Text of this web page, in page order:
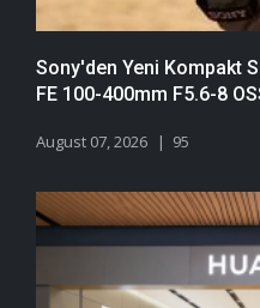
Sony'den Yeni Kompakt
FE 100-400mm F5.6-8
August 07, 2026 95